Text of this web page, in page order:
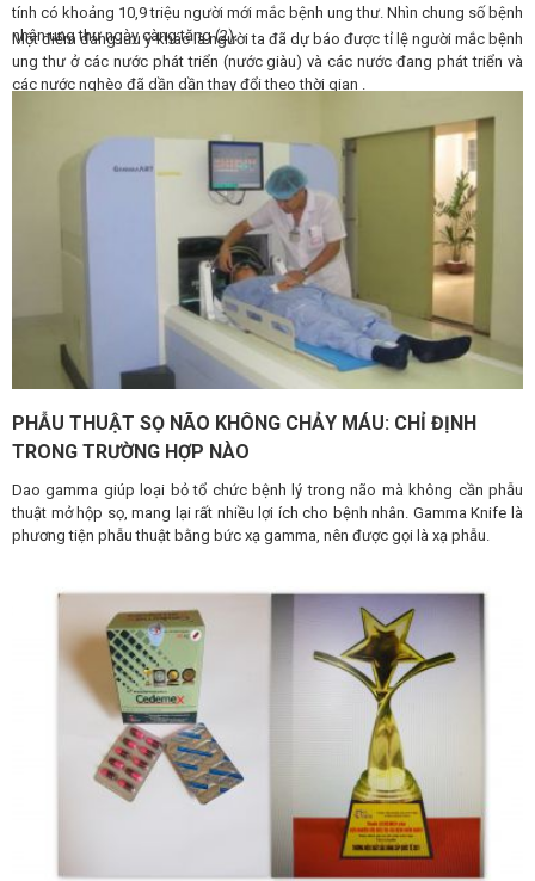
tính có khoảng 10,9 triệu người mới mắc bệnh ung thư. Nhìn chung số bệnh
nhân ung thư ngày càng tăng (2).
Một điểm đáng lưu ý khác là người ta đã dự báo được tỉ lệ người mắc bệnh
ung thư ở các nước phát triển (nước giàu) và các nước đang phát triển và
các nước nghèo đã dần dần thay đổi theo thời gian .
PHẪU THUẬT SỌ NÃO KHÔNG CHẢY MÁU: CHỈ ĐỊNH
TRONG TRƯỜNG HỢP NÀO
Dao gamma giúp loại bỏ tổ chức bệnh lý trong não mà không cần phẫu
thuật mở hộp sọ, mang lại rất nhiều lợi ích cho bệnh nhân. Gamma Knife là
phương tiện phẫu thuật bằng bức xạ gamma, nên được gọi là xạ phẫu.